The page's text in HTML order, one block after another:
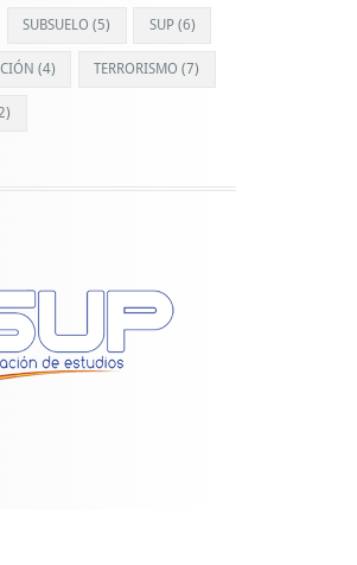
SUBSUELO (5) SUP(6)
(4) TERRORISMO (7)